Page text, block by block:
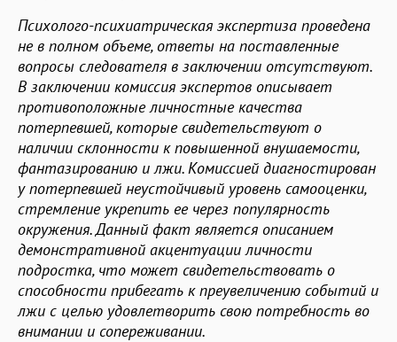
Психолого-психиатрическая экспертиза проведена
не в полном объеме, ответы на поставленные
вопросы следователя в заключении отсутствуют.
В заключении комиссия экспертов описывает
противоположные личностные качества
потерпевшей, которые свидетельствуют о
наличии склонности к повышенной внушаемости,
фантазированию и лжи. Комиссией диагностирован
у потерпевшей неустойчивый уровень самооценки,
стремление укрепить ее через популярность
окружения. Данный факт является описанием
демонстративной акцентуации личности
подростка, что может свидетельствовать о
способности прибегать к преувеличению событий и
лжи с целью удовлетворить свою потребность во
внимании и сопереживании.